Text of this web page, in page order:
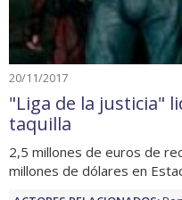
20/11/2017
"Liga de la justicia"
taquilla
2,5 millones de euros de
millones de dólares en